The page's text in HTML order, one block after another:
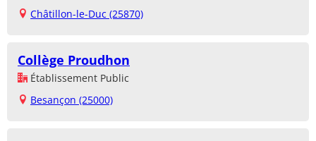
Châtillon-le-Duc (25870)
Collège Proudhon
Établissement Public
Besançon (25000)